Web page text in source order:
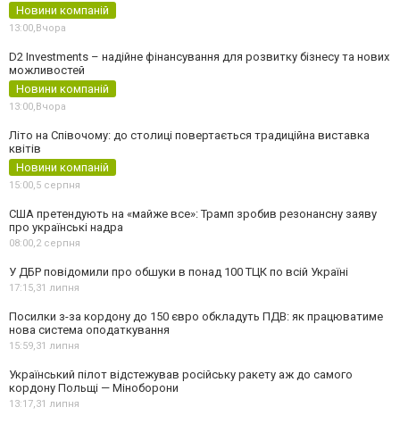
Новини компаній
13:00, Вчора
D2 Investments – надійне фінансування для розвитку бізнесу та нових
можливостей
Новини компаній
13:00, Вчора
Літо на Співочому: до столиці повертається традиційна виставка
квітів
Новини компаній
15:00,5 серпня
США претендують на «майже все»: Трамп зробив резонансну заяву
про українські надра
08:00,2 серпня
У ДБР повідомили про обшуки в понад 100 ТЦК по всій Україні
17:15,31 липня
Посилки з-за кордону до 150 євро обкладуть ПДВ: як працюватиме
нова система оподаткування
15:59,31 липня
Український пілот відстежував російську ракету аж до самого
кордону Польщі — Міноборони
13:17,31 липня